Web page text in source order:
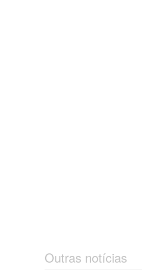
Outras notícias